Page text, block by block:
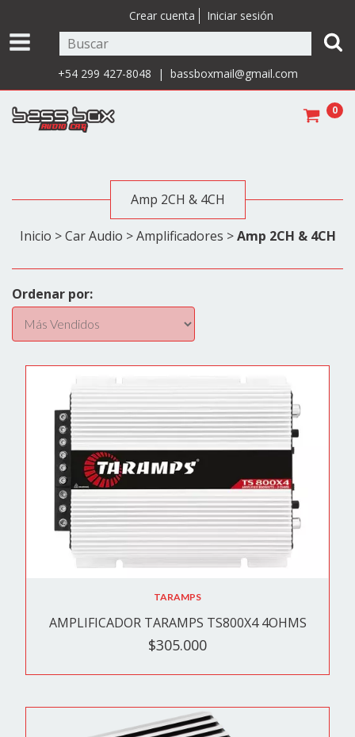
Crear cuenta Iniciar sesión
+54 299 427-8048 | bassboxmail@gmail.com
0
Amp 2CH & 4CH
Inicio > Car Audio > Amplificadores > Amp 2CH & 4CH
Ordenar por:
TARAMPS
AMPLIFICADOR TARAMPS TS800X4 4OHMS
$305.000